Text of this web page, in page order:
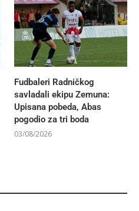
Fudbaleri Radničkog
savladali ekipu Zemuna:
Upisana pobeda, Abas
pogodio za tri boda
03/08/2026